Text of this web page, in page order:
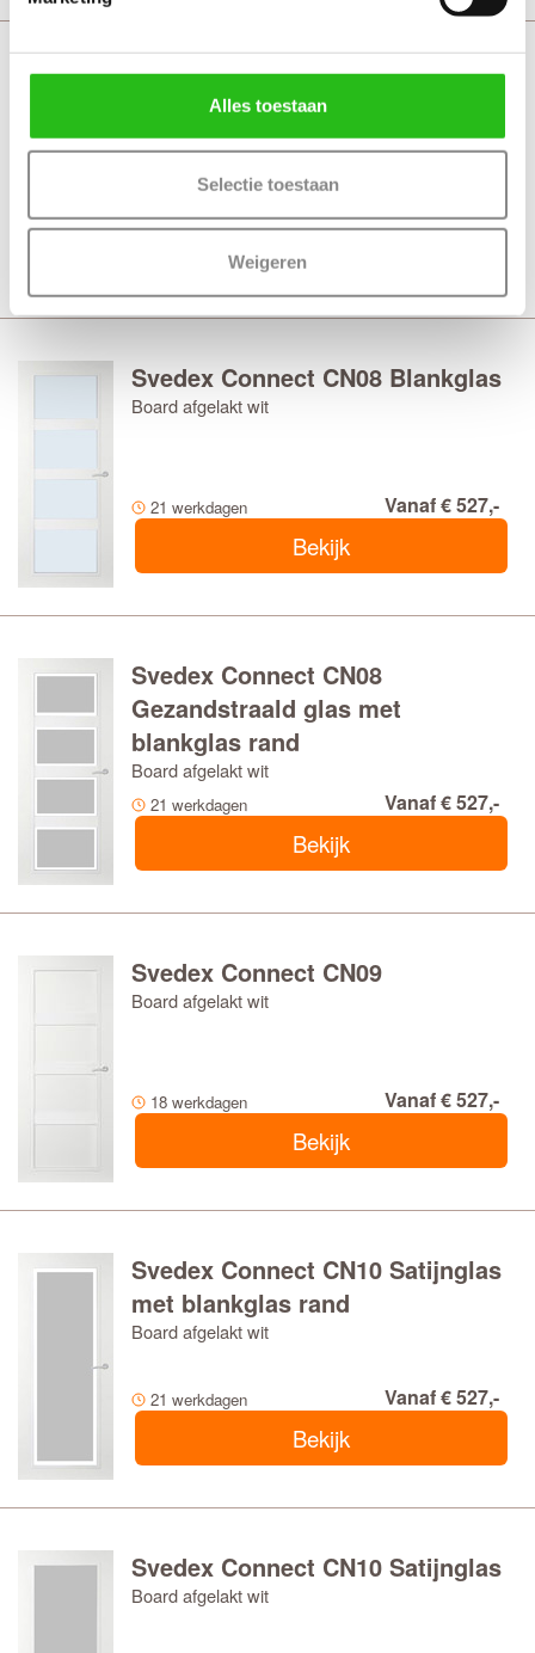
Alles toestaan
Selectie toestaan
Weigeren
Svedex Connect CN08 Satijnglas
Board afgelakt wit
Svedex Connect CN08 Blankglas
Board afgelakt wit
21 werkdagen Vanaf € 527,-
Bekijk
Svedex Connect CN08
Gezandstraald glas met
blankglas rand
Board afgelakt wit
21 werkdagen Vanaf € 527,-
Bekijk
Svedex Connect CN09
Board afgelakt wit
18 werkdagen Vanaf € 527,-
Bekijk
Svedex Connect CN10 Satijnglas
met blankglas rand
Board afgelakt wit
21 werkdagen Vanaf € 527,-
Bekijk
Svedex Connect CN10 Satijnglas
Board afgelakt wit